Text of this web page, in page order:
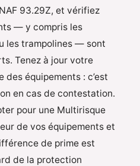
93.29Z, et vérifiez
— y compris les
les trampolines — sont
Tenez à jour votre
équipements : c’est
en cas de contestation.
pour une Multirisque
de vos équipements et
de prime est
de la protection